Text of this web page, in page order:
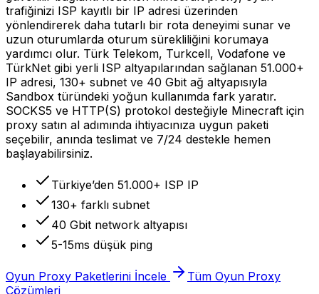
trafiğinizi ISP kayıtlı bir IP adresi üzerinden
yönlendirerek daha tutarlı bir rota deneyimi sunar ve
uzun oturumlarda oturum sürekliliğini korumaya
yardımcı olur. Türk Telekom, Turkcell, Vodafone ve
TürkNet gibi yerli ISP altyapılarından sağlanan 51.000+
IP adresi, 130+ subnet ve 40 Gbit ağ altyapısıyla
Sandbox türündeki yoğun kullanımda fark yaratır.
SOCKS5 ve HTTP(S) protokol desteğiyle Minecraft için
proxy satın al adımında ihtiyacınıza uygun paketi
seçebilir, anında teslimat ve 7/24 destekle hemen
başlayabilirsiniz.
Türkiye’den 51.000+ ISP IP
130+ farklı subnet
40 Gbit network altyapısı
5-15ms düşük ping
Oyun Proxy Paketlerini İncele
Tüm Oyun Proxy
Çözümleri